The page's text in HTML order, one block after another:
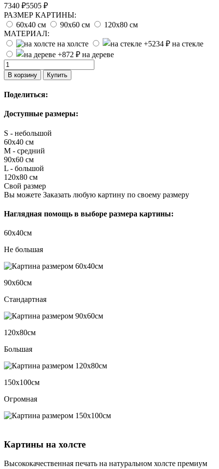
7340 ₽5505 ₽
РАЗМЕР КАРТИНЫ:
60х40 см
90х60 см
120х80 см
МАТЕРИАЛ:
на холсте
на стекле
на дереве
В корзину Купить
Поделиться:
Доступные размеры:
S - небольшой
60х40 см
M - средний
90х60 см
L - большой
120х80 см
Свой размер
Вы можете Заказать любую картину по своему размеру
Наглядная помощь в выборе размера картины:
60х40см
Не большая
90х60см
Стандартная
120х80см
Большая
150х100см
Огромная
Картины на холсте
Высококачественная печать на натуральном холсте премиум